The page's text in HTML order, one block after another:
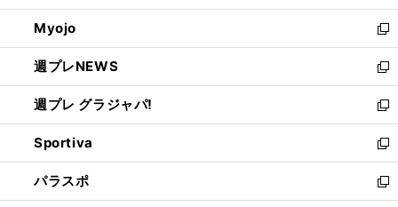
開
く
ウ
で
開
く
ン
ド
ウ
で
開
く
ウ
ィ
ン
ド
ウ
で
開
く
Myojo
新
し
い
ウ
ィ
ン
ド
ウ
で
開
週プレNEWS
新
し
い
ウ
ィ
ン
ド
ウ
週プレ グラジャパ!
新
し
い
ウ
ィ
ン
Sportiva
新
し
い
ウ
パラスポ
新
し